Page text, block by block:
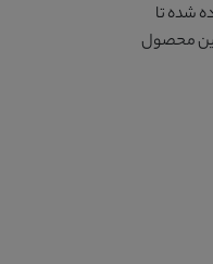
شده تا
این محصول